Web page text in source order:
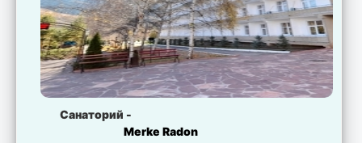
Санаторий -
Merke Radon